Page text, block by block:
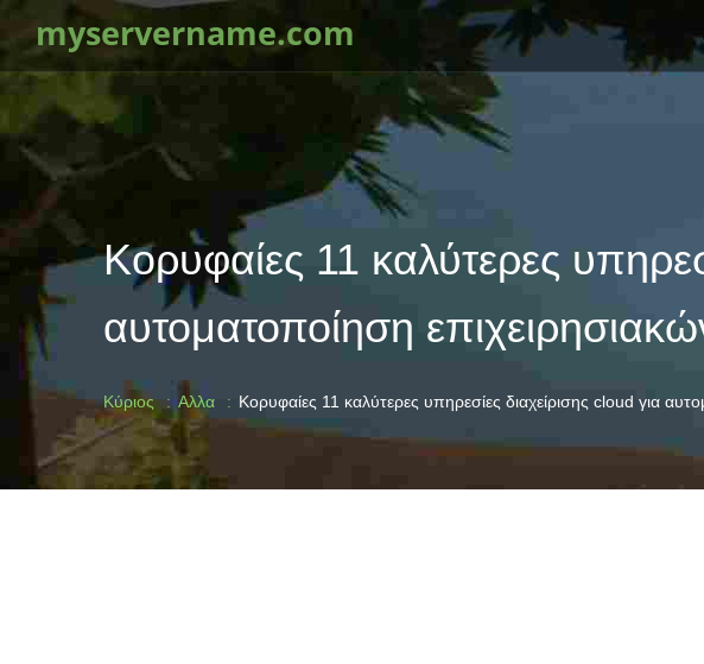
myservername.com
Κορυφαίες 11 καλύτερες
αυτοματοποίηση
Κύριος Αλλα Κορυφαίες 11 καλύτερες υπηρεσίες διαχείρισης cloud για